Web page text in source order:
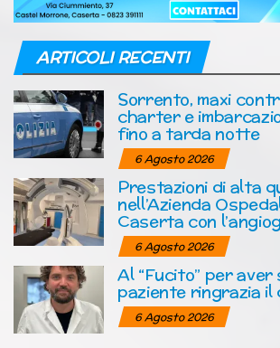
ARTICOLI RECENTI
Sorrento, maxi
charter e
fino a tarda notte
6 Agosto 2026
Prestazioni di alta
nell’Azienda
Caserta con
6 Agosto 2026
Al “Fucito” per aver
paziente ringrazia
6 Agosto 2026